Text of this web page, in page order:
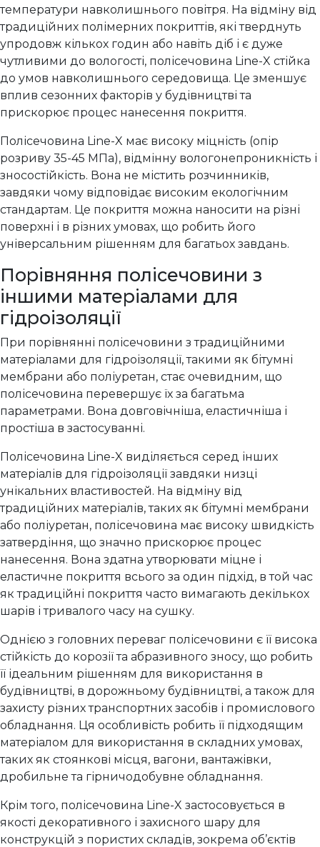
температури навколишнього повітря. На відміну від
традиційних полімерних покриттів, які тверднуть
упродовж кількох годин або навіть діб і є дуже
чутливими до вологості, полісечовина Line-X стійка
до умов навколишнього середовища. Це зменшує
вплив сезонних факторів у будівництві та
прискорює процес нанесення покриття.
Полісечовина Line-X має високу міцність (опір
розриву 35-45 МПа), відмінну вологонепроникність і
зносостійкість. Вона не містить розчинників,
завдяки чому відповідає високим екологічним
стандартам. Це покриття можна наносити на різні
поверхні і в різних умовах, що робить його
універсальним рішенням для багатьох завдань.
Порівняння полісечовини з
іншими матеріалами для
гідроізоляції
При порівнянні полісечовини з традиційними
матеріалами для гідроізоляції, такими як бітумні
мембрани або поліуретан, стає очевидним, що
полісечовина перевершує їх за багатьма
параметрами. Вона довговічніша, еластичніша і
простіша в застосуванні.
Полісечовина Line-X виділяється серед інших
матеріалів для гідроізоляції завдяки низці
унікальних властивостей. На відміну від
традиційних матеріалів, таких як бітумні мембрани
або поліуретан, полісечовина має високу швидкість
затвердіння, що значно прискорює процес
нанесення. Вона здатна утворювати міцне і
еластичне покриття всього за один підхід, в той час
як традиційні покриття часто вимагають декількох
шарів і тривалого часу на сушку.
Однією з головних переваг полісечовини є її висока
стійкість до корозії та абразивного зносу, що робить
її ідеальним рішенням для використання в
будівництві, в дорожньому будівництві, а також для
захисту різних транспортних засобів і промислового
обладнання. Ця особливість робить її підходящим
матеріалом для використання в складних умовах,
таких як стоянкові місця, вагони, вантажівки,
дробильне та гірничодобувне обладнання.
Крім того, полісечовина Line-X застосовується в
якості декоративного і захисного шару для
конструкцій з пористих складів, зокрема об’єктів